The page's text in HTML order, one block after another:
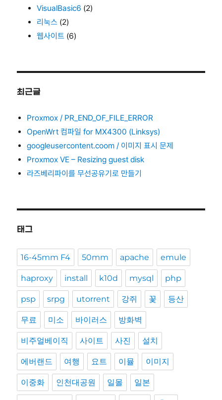
VisualBasic6 (2)
리눅스 (2)
웹사이트 (6)
최근글
Proxmox / PR_END_OF_FILE_ERROR
OpenWrt 컴파일 for MX4300 (Linksys)
googleusercontent.coom / 이미지 표시 문제
Proxmox VE – Resizing guest disk
라즈베리파이를 무선공유기로 만들기
태그
16-45mm F4 50mm apache emule
haproxy install k10d mysql php
psp srpg utorrent 강쥐 꽃 등산
무료 미소 바이러스 방화벽
비주얼베이직 사이트 사진 설치
에버랜드 여행 요트 이뮬 이미지
이중화 인천대공원 일몰 일본